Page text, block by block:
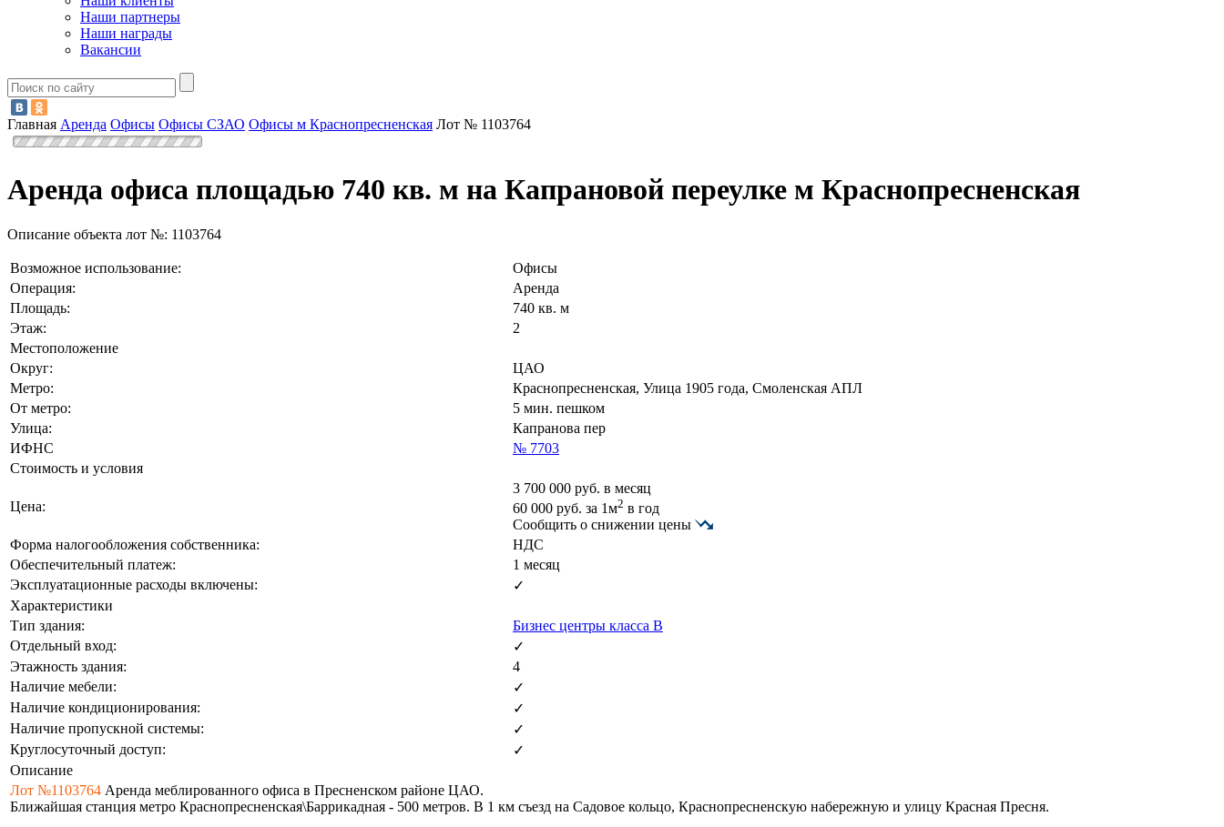
Наши партнеры
Наши награды
Вакансии
Главная Аренда Офисы Офисы СЗАО Офисы м Краснопресненская Лот № 1103764
Аренда офиса площадью 740 кв. м на Капрановой переулке м Краснопресненская
Описание объекта лот №: 1103764
Возможное использование:
Офисы
Операция:
Аренда
Площадь:
740 кв. м
Этаж:
2
Местоположение
Округ:
ЦАО
Метро:
Краснопресненская, Улица 1905 года, Смоленская АПЛ
От метро:
5 мин. пешком
Улица:
Капранова пер
ИФНС
№ 7703
Стоимость и условия
Цена:
3 700 000 руб. в месяц
60 000 руб. за 1м2 в год
Сообщить о снижении цены
Форма налогообложения собственника:
НДС
Обеспечительный платеж:
1 месяц
Эксплуатационные расходы включены:
✓
Характеристики
Тип здания:
Бизнес центры класса B
Отдельный вход:
✓
Этажность здания:
4
Наличие мебели:
✓
Наличие кондиционирования:
✓
Наличие пропускной системы:
✓
Круглосуточный доступ:
✓
Описание
Лот №1103764 Аренда меблированного офиса в Пресненском районе ЦАО.
Ближайшая станция метро Краснопресненская\Баррикадная - 500 метров. В 1 км съезд на Садовое кольцо, Краснопресненскую набережную и улицу Красная Пресня.